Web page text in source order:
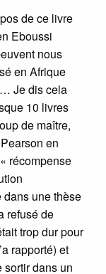
de ce livre
Eboussi
nous
en Afrique
Je dis cela
10 livres
de maître,
en
récompense
dans une thèse
refusé de
trop dur pour
rapporté) et
dans un